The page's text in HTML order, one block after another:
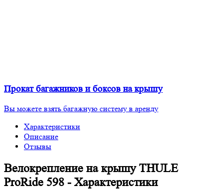
Прокат багажников и боксов на крышу
Вы можете взять багажную систему в аренду
Характеристики
Описание
Отзывы
Велокрепление на крышу THULE
ProRide 598 - Характеристики